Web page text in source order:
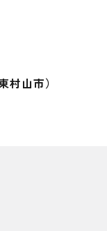
村山市）